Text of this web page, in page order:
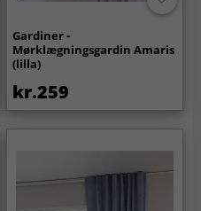
Gardiner -
Mørklægningsgardin Amaris
(lilla)
kr.259